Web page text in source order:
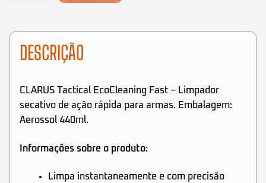
para
CLARUS
Tactical
440ml
DESCRIÇÃO
CLARUS Tactical EcoCleaning Fast – Limpador
secativo de ação rápida para armas. Embalagem:
Aerossol 440ml.
Informações sobre o produto:
Limpa instantaneamente e com precisão